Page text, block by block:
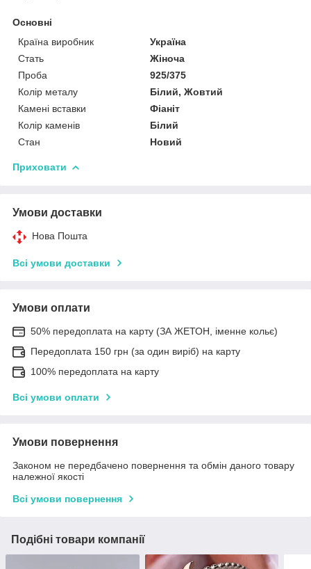
Основні
Країна виробник
Україна
Стать
Жіноча
Проба
925/375
Колір металу
Білий, Жовтий
Камені вставки
Фіаніт
Колір каменів
Білий
Стан
Новий
Приховати
Умови доставки
Нова Пошта
Всі умови доставки
Умови оплати
50% передоплата на карту (ЗА ЖЕТОН, іменне кольє)
Передоплата 150 грн (за один виріб) на карту
100% передоплата на карту
Всі умови оплати
Умови повернення
Законом не передбачено повернення та обмін даного товару
належної якості
Всі умови повернення
Подібні товари компанії